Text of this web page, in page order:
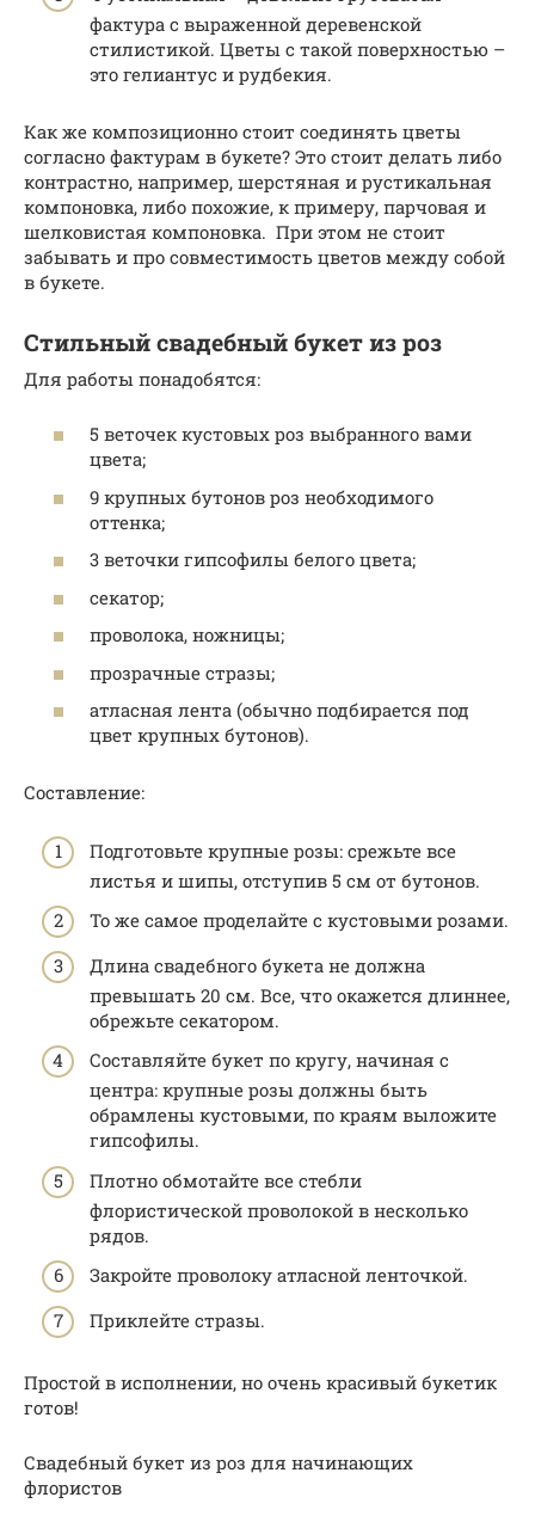
фактура с выраженной деревенской
стилистикой. Цветы с такой поверхностью –
это гелиантус и рудбекия.
Как же композиционно стоит соединять цветы
согласно фактурам в букете? Это стоит делать либо
контрастно, например, шерстяная и рустикальная
компоновка, либо похожие, к примеру, парчовая и
шелковистая компоновка. При этом не стоит
забывать и про совместимость цветов между собой
в букете.
Стильный свадебный букет из роз
Для работы понадобятся:
5 веточек кустовых роз выбранного вами
цвета;
9 крупных бутонов роз необходимого
оттенка;
3 веточки гипсофилы белого цвета;
секатор;
проволока, ножницы;
прозрачные стразы;
атласная лента (обычно подбирается под
цвет крупных бутонов).
Составление:
Подготовьте крупные розы: срежьте все
листья и шипы, отступив 5 см от бутонов.
То же самое проделайте с кустовыми розами.
Длина свадебного букета не должна
превышать 20 см. Все, что окажется длиннее,
обрежьте секатором.
Составляйте букет по кругу, начиная с
центра: крупные розы должны быть
обрамлены кустовыми, по краям выложите
гипсофилы.
Плотно обмотайте все стебли
флористической проволокой в несколько
рядов.
Закройте проволоку атласной ленточкой.
Приклейте стразы.
Простой в исполнении, но очень красивый букетик
готов!
Свадебный букет из роз для начинающих
флористов